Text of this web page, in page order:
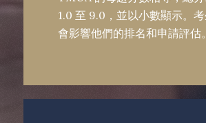
1.0 至 9.0，並以小數顯示。
會影響他們的排名和申請評估。